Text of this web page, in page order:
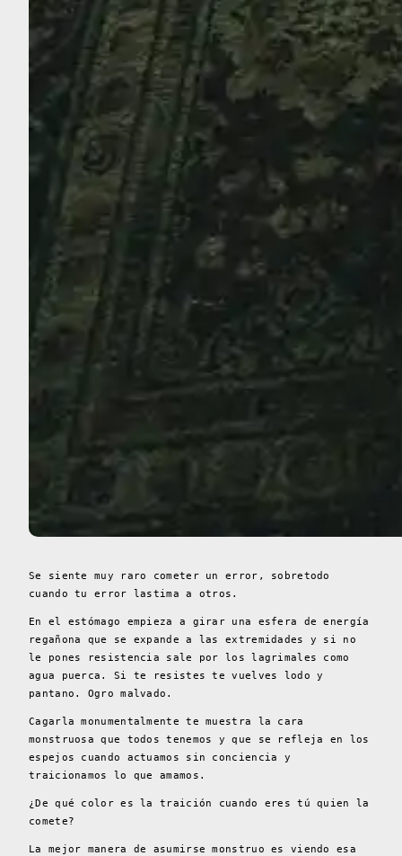
Se siente muy raro cometer un error, sobretodo
cuando tu error lastima a otros.
En el estómago empieza a girar una esfera de energía
regañona que se expande a las extremidades y si no
le pones resistencia sale por los lagrimales como
agua puerca. Si te resistes te vuelves lodo y
pantano. Ogro malvado.
Cagarla monumentalmente te muestra la cara
monstruosa que todos tenemos y que se refleja en los
espejos cuando actuamos sin conciencia y
traicionamos lo que amamos.
¿De qué color es la traición cuando eres tú quien la
comete?
La mejor manera de asumirse monstruo es viendo esa